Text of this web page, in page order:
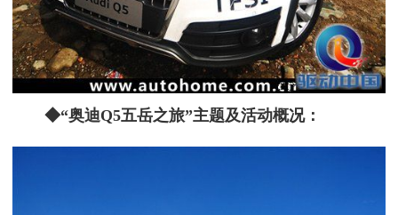
◆“奥迪Q5五岳之旅”主题及活动概况：